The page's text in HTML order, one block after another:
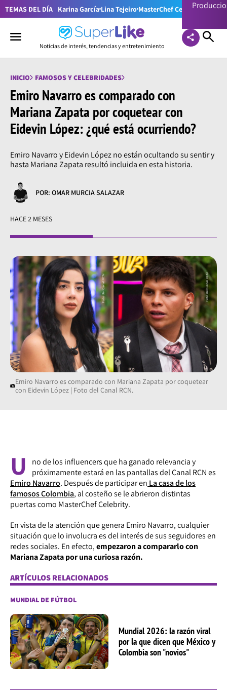
TEMAS DEL DÍA Karina García Lina Tejeiro MasterChef Celebrity
Noticias de interés, tendencias y entretenimiento
INICIO FAMOSOS Y CELEBRIDADES
Emiro Navarro es comparado con
Mariana Zapata por coquetear con
Eidevin López: ¿qué está ocurriendo?
Emiro Navarro y Eidevin López no están ocultando su sentir y
hasta Mariana Zapata resultó incluida en esta historia.
POR: OMAR MURCIA SALAZAR
HACE 2 MESES
Emiro Navarro es comparado con Mariana Zapata por coquetear
con Eidevin López | Foto del Canal RCN.
U no de los influencersque ha ganado relevancia y
próximamente estará en las pantallas del Canal RCN es
Emiro Navarro. Después de participar en La casa de los
famosos Colombia, al costeño se le abrieron distintas
puertas como MasterChef Celebrity.
En vista de la atención que genera Emiro Navarro, cualquier
situación que lo involucra es del interés de sus seguidores en
redes sociales. En efecto,empezaron a compararlo con
Mariana Zapata por una curiosa razón.
ARTÍCULOS RELACIONADOS
MUNDIAL DE FÚTBOL
Mundial 2026: la razón viral
por la que dicen que México y
Colombia son "novios"